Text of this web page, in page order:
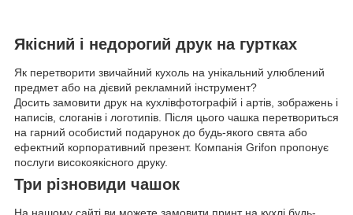
Якісний і недорогий друк на гуртках
Як перетворити звичайний кухоль на унікальний улюблений
предмет або на дієвий рекламний інструмент?
Досить замовити друк на кухлівфотографій і артів, зображень і
написів, слоганів і логотипів. Після цього чашка перетвориться
на гарний особистий подарунок до будь-якого свята або
ефектний корпоративний презент. Компанія Grifon пропонує
послуги високоякісного друку.
Три різновиди чашок
На нашому сайті ви можете замовити принт на кухлі будь-